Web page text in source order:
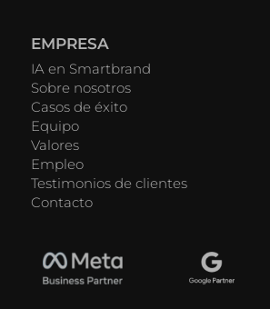
EMPRESA
IA en Smartbrand
Sobre nosotros
Casos de éxito
Equipo
Valores
Empleo
Testimonios de clientes
Contacto